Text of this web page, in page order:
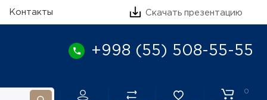
Контакты Скачать презентацию
+998 (55) 508-55-55
0